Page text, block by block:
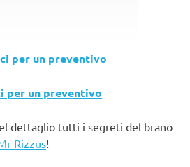
per un preventivo
per un preventivo
dettaglio tutti i segreti del brano
Rizzus!